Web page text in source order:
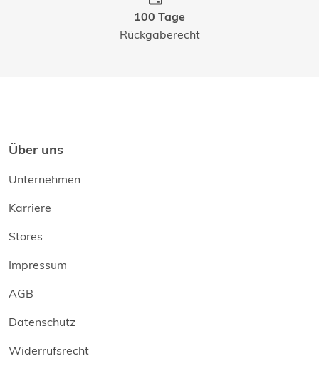
100 Tage
Rückgaberecht
Über uns
Unternehmen
Karriere
Stores
Impressum
AGB
Datenschutz
Widerrufsrecht